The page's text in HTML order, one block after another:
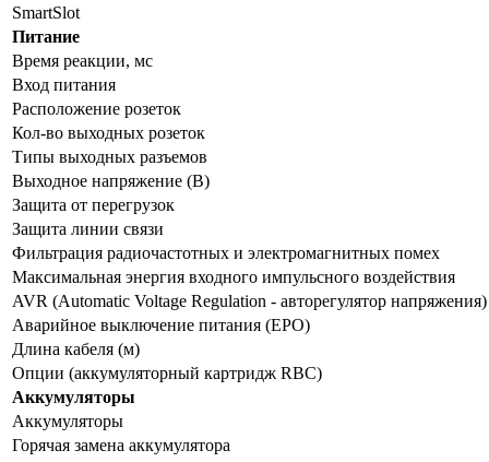
SmartSlot
Питание
Время реакции, мс
Вход питания
Расположение розеток
Кол-во выходных розеток
Типы выходных разъемов
Выходное напряжение (В)
Защита от перегрузок
Защита линии связи
Фильтрация радиочастотных и электромагнитных помех
Максимальная энергия входного импульсного воздействия
AVR (Automatic Voltage Regulation - авторегулятор напряжения)
Аварийное выключение питания (EPO)
Длина кабеля (м)
Опции (аккумуляторный картридж RBC)
Аккумуляторы
Аккумуляторы
Горячая замена аккумулятора